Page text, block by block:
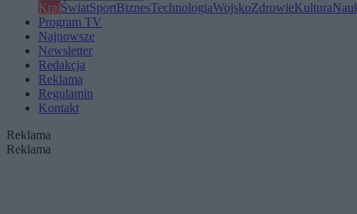
KrajŚwiatSportBiznesTechnologiaWojskoZdrowieKultura
Program TV
Najnowsze
Newsletter
Redakcja
Reklama
Regulamin
Kontakt
Reklama
Reklama